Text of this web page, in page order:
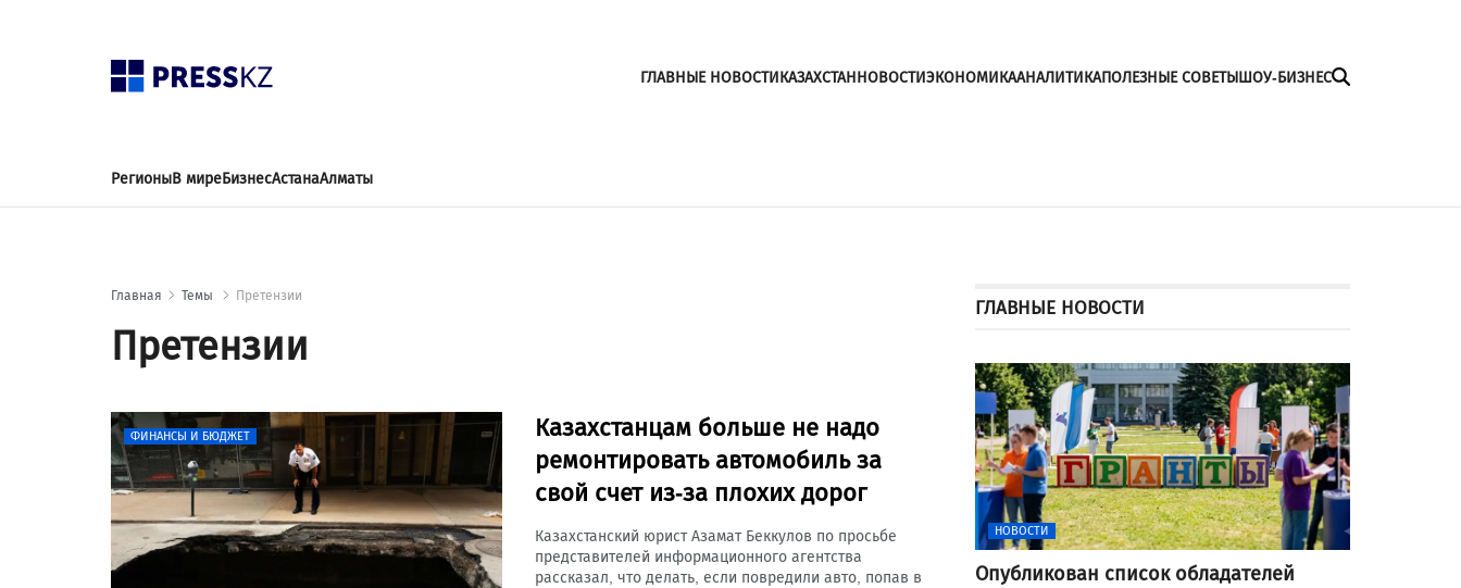
ГЛАВНЫЕ НОВОСТИКАЗАХСТАННОВОСТИЭКОНОМИКААНАЛИТИКАПОЛЕЗНЫЕ СОВЕТЫШОУ-БИЗНЕС
РегионыВ миреБизнесАстанаАлматы
Главная Темы Претензии
Претензии
ФИНАНСЫ И БЮДЖЕТ
Казахстанцам больше не надо
ремонтировать автомобиль за
свой счет из-за плохих дорог
Казахстанский юрист Азамат Беккулов по просьбе
представителей информационного агентства
рассказал, что делать, если повредили авто, попав в
ГЛАВНЫЕ НОВОСТИ
НОВОСТИ
Опубликован список обладателей